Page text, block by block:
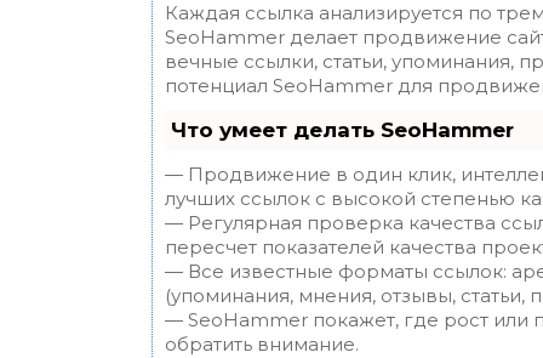
Каждая ссылка анализируется по
SeoHammer делает продвижение
вечные ссылки, статьи, упоминания,
потенциал SeoHammer для
Что умеет делать SeoHammer
— Продвижение в один клик,
лучших ссылок с высокой степенью
— Регулярная проверка качества
пересчет показателей качества
— Все известные форматы ссылок:
(упоминания, мнения, отзывы, статьи,
— SeoHammer покажет, где рост или
обратить внимание.